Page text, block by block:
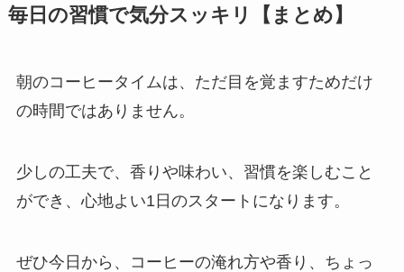
毎日の習慣で気分スッキリ【まとめ】
朝のコーヒータイムは、ただ目を覚ますためだけ
の時間ではありません。
少しの工夫で、香りや味わい、習慣を楽しむこと
ができ、心地よい1日のスタートになります。
ぜひ今日から、コーヒーの淹れ方や香り、ちょっ